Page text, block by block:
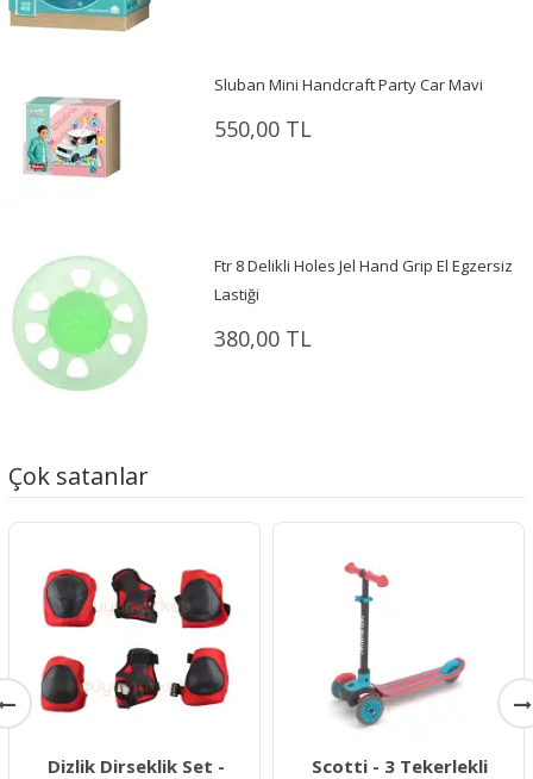
Sluban Mini Handcraft Party Car Mavi
550,00 TL
Ftr 8 Delikli Holes Jel Hand Grip El Egzersiz
Lastiği
380,00 TL
Çok satanlar
Dizlik Dirseklik Set -
Scotti - 3 Tekerlekli